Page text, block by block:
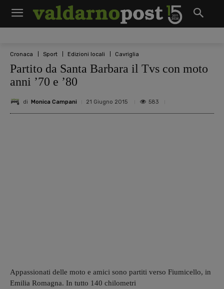
Cronaca Sport Edizioni locali Cavriglia
Partito da Santa Barbara il Tvs con moto
anni ’70 e ’80
di Monica Campani 21 Giugno 2015 583
Appassionati delle moto e amici sono partiti verso Fiumicello, in
Emilia Romagna. In tutto 140 chilometri